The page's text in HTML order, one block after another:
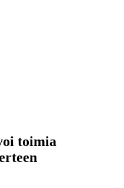
toimia